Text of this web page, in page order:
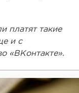
платят такие
и с
«ВКонтакте».